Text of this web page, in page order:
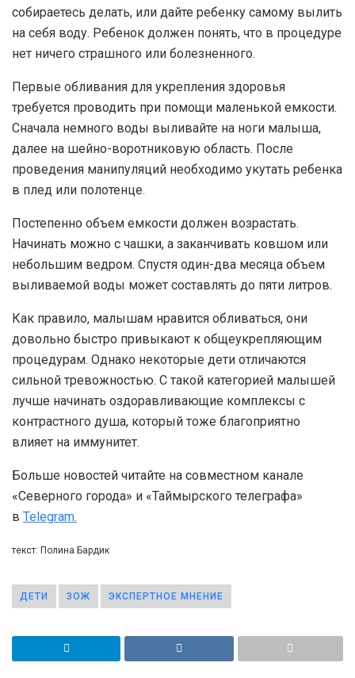
собираетесь делать, или дайте ребенку самому вылить
на себя воду. Ребенок должен понять, что в процедуре
нет ничего страшного или болезненного.
Первые обливания для укрепления здоровья
требуется проводить при помощи маленькой емкости.
Сначала немного воды выливайте на ноги малыша,
далее на шейно-воротниковую область. После
проведения манипуляций необходимо укутать ребенка
в плед или полотенце.
Постепенно объем емкости должен возрастать.
Начинать можно с чашки, а заканчивать ковшом или
небольшим ведром. Спустя один-два месяца объем
выливаемой воды может составлять до пяти литров.
Как правило, малышам нравится обливаться, они
довольно быстро привыкают к общеукрепляющим
процедурам. Однако некоторые дети отличаются
сильной тревожностью. С такой категорией малышей
лучше начинать оздоравливающие комплексы с
контрастного душа, который тоже благоприятно
влияет на иммунитет.
Больше новостей читайте на совместном канале
«Северного города» и «Таймырского телеграфа»
в Telegram.
текст: Полина Бардик
ДЕТИ ЗОЖ ЭКСПЕРТНОЕ МНЕНИЕ